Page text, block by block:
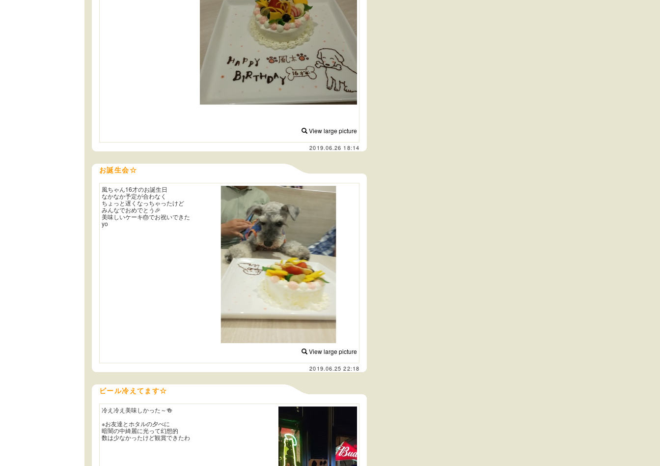
View large picture
2019.06.26 18:14
お誕生会☆
View large picture
風ちゃん16才のお誕生日
なかなか予定が合わなく
ちょっと遅くなっちゃったけど
みんなでおめでとう🎉
美味しいケーキ🎂でお祝いできた
yo
2019.06.25 22:18
ビール冷えてます☆
冷え冷え美味しかった～🍻
※お友達とホタルの夕べに
暗闇の中綺麗に光って幻想的
数は少なかったけど観賞できたわ